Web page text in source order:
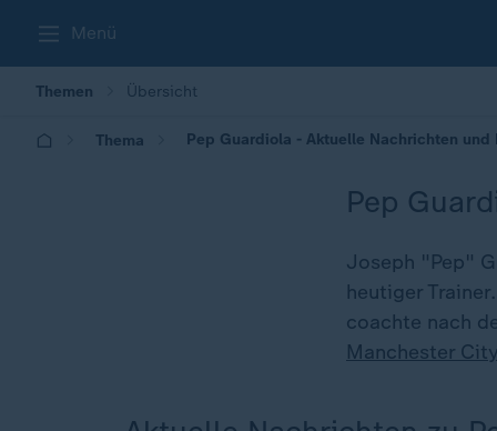
Menü
Themen Übersicht
Thema Pep Guardiola - Aktuelle Nachrichten und
Pep
Joseph "Pep"
heutiger
coachte nach
Manchester City